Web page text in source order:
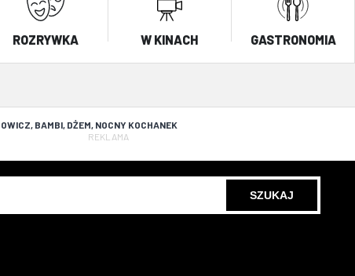
ROZRYWKA W KINACH GASTRONOMIA
BAMBI, DŻEM, NOCNY KOCHANEK
REKLAMA